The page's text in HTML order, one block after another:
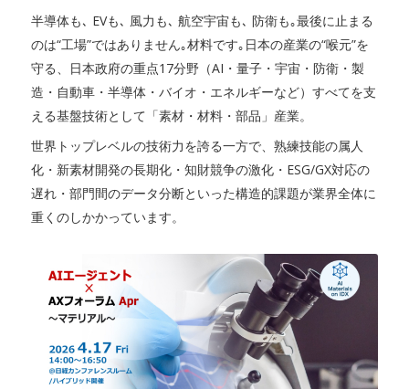
半導体も､ EVも､ 風力も､ 航空宇宙も､ 防衛も｡最後に止まる
のは“工場”ではありません｡材料です｡日本の産業の“喉元”を
守る、日本政府の重点17分野（AI・量子・宇宙・防衛・製
造・自動車・半導体・バイオ・エネルギーなど）すべてを支
える基盤技術として「素材・材料・部品」産業。
世界トップレベルの技術力を誇る一方で、熟練技能の属人
化・新素材開発の長期化・知財競争の激化・ESG/GX対応の
遅れ・部門間のデータ分断といった構造的課題が業界全体に
重くのしかかっています。